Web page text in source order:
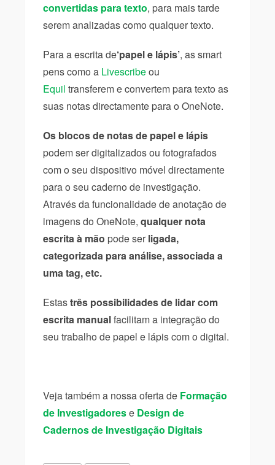
convertidas para texto, para mais tarde
serem analizadas como qualquer texto.
Para a escrita de‘papel e lápis’, as smart
pens como a Livescribeou
Equil transferem e convertem para texto as
suas notas directamente para o OneNote.
Os blocos de notas de papel e lápis
podem ser digitalizados ou fotografados
com o seu dispositivo móvel directamente
para o seu caderno de investigação.
Através da funcionalidade de anotação de
imagens do OneNote, qualquer nota
escrita à mão pode ser ligada,
categorizada para análise, associada a
uma tag, etc.
Estastrês possibilidades de lidar com
escrita manualfacilitam a integração do
seu trabalho de papel e lápis com o digital.
Veja também a nossa oferta de Formação
de Investigadorese Design de
Cadernos de Investigação Digitais